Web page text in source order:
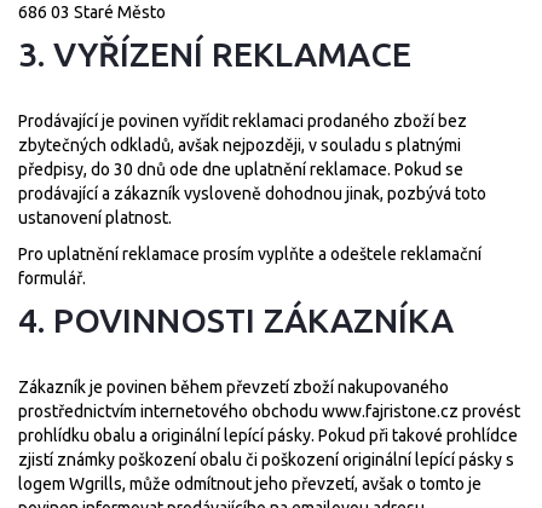
686 03 Staré Město
3. VYŘÍZENÍ REKLAMACE
Prodávající je povinen vyřídit reklamaci prodaného zboží bez
zbytečných odkladů, avšak nejpozději, v souladu s platnými
předpisy, do 30 dnů ode dne uplatnění reklamace. Pokud se
prodávající a zákazník vysloveně dohodnou jinak, pozbývá toto
ustanovení platnost.
Pro uplatnění reklamace prosím vyplňte a odeštele reklamační
formulář.
4. POVINNOSTI ZÁKAZNÍKA
Zákazník je povinen během převzetí zboží nakupovaného
prostřednictvím internetového obchodu www.fajristone.cz provést
prohlídku obalu a originální lepící pásky. Pokud při takové prohlídce
zjistí známky poškození obalu či poškození originální lepící pásky s
logem Wgrills, může odmítnout jeho převzetí, avšak o tomto je